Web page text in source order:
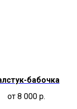
бабочка
от 8 000 р.